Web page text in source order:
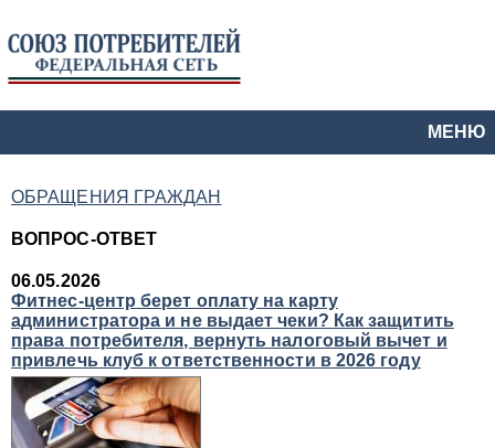
МЕНЮ
ОБРАЩЕНИЯ ГРАЖДАН
ВОПРОС-ОТВЕТ
06.05.2026
Фитнес-центр берет оплату на карту
администратора и не выдает чеки? Как защитить
права потребителя, вернуть налоговый вычет и
привлечь клуб к ответственности в 2026 году